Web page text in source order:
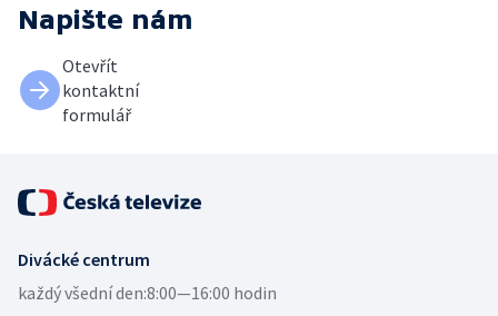
Napište nám
Otevřít
kontaktní
formulář
Divácké centrum
každý všední den:8:00—16:00 hodin